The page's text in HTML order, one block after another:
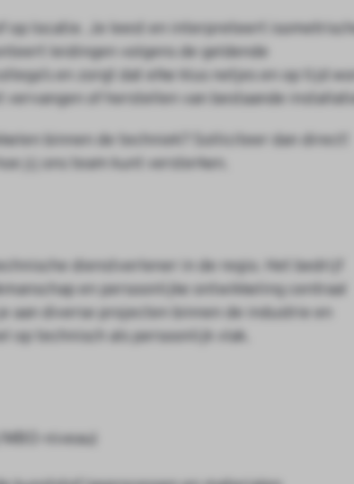
op locatie. Je leest en interpreteert
leidingen volgens de geldende
en zorgt dat elke klus netjes en op tijd
of herstellen van bestaande
binnen de techniek? Solliciteer dan direct!
jij ons team kunt versterken.
dienstverlener in de regio. Het bedrijf
en persoonlijke ontwikkeling centraal
aan diverse projecten binnen de industrie en
technisch als persoonlijk vlak.
niveau)